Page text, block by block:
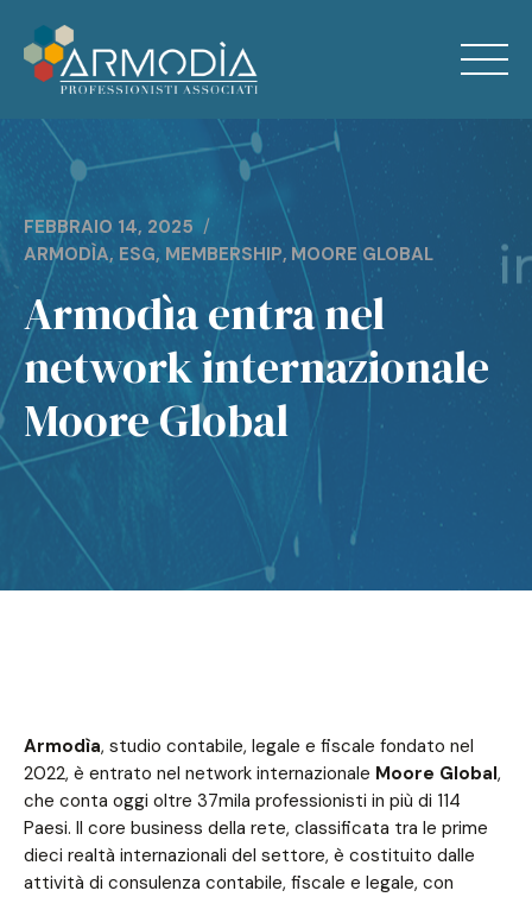
content
Chi Siamo
Servizi
News
Contatti
FEBBRAIO 14, 2025
ARMODÌA, ESG, MEMBERSHIP, MOORE GLOBAL
Armodìa entra nel
network internazionale
Moore Global
Armodìa, studio contabile, legale e fiscale fondato nel
2022, è entrato nel network internazionale Moore Global,
che conta oggi oltre 37mila professionisti in più di 114
Paesi. Il core business della rete, classificata tra le prime
dieci realtà internazionali del settore, è costituito dalle
attività di consulenza contabile, fiscale e legale, con